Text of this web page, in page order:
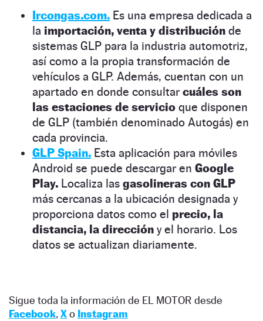
Ircongas.com. Es una empresa dedicada a
la importación, venta y distribución de
sistemas GLP para la industria automotriz,
así como a la propia transformación de
vehículos a GLP. Además, cuentan con un
apartado en donde consultar cuáles son
las estaciones de servicio que disponen
de GLP (también denominado Autogás) en
cada provincia.
GLP Spain. Esta aplicación para móviles
Android se puede descargar en Google
Play. Localiza las gasolineras con GLP
más cercanas a la ubicación designada y
proporciona datos como el precio, la
distancia, la dirección y el horario. Los
datos se actualizan diariamente.
Sigue toda la información de EL MOTOR desde
Facebook, Xo Instagram